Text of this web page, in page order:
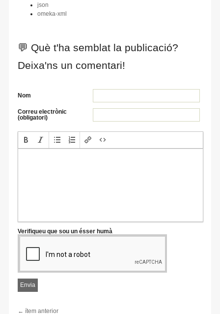
json
omeka-xml
💬 Què t'ha semblat la publicació?
Deixa'ns un comentari!
Nom
Correu electrònic
(obligatori)
Verifiqueu que sou un ésser humà
← ítem anterior